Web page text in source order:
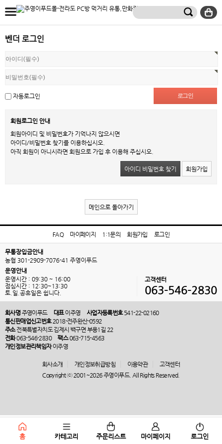
벤더 로그인
자동로그인
회원로그인 안내
회원아이디 및 비밀번호가 기억나지 않으시면
아이디/비밀번호 찾기를 이용하십시오.
아직 회원이 아니시라면 회원으로 가입 후 이용해 주십시오.
아이디 비밀번호 찾기 회원가입
메인으로 돌아가기
홈 카테고리 주문리스트 마이페이지 로그인
FAQ 마이페이지 1:1문의 회원가입 로그인
무통장입금안내
농협 301-2909-7076-41 주영이푸드
운영안내
운영시간 : 09:30 ~ 16:00
점심시간 : 12:30~13:30
토.일.공휴일은 쉽니다.
고객센터
063-546-2830
회사명주영이푸드 대표이주영 사업자등록번호541-22-02160
통신판매업신고번호2018-전주완산-0592
주소전북특별자치도 김제시 백구면 부용1길 22
전화063-546-2830 팩스063-715-4563
개인정보관리책임자이주영
회사소개 개인정보취급방침 이용약관
고객센터
Copyright ⓒ 2001~2026 주영이푸드. All Rights Reserved.